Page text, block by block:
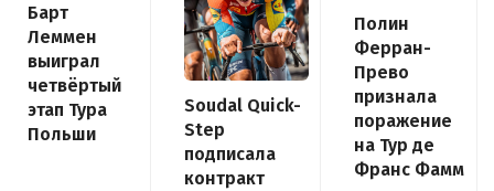
Барт
Леммен
выиграл
четвёртый
этап Тура
Польши
Soudal Quick-
Step
подписала
контракт
Полин
Ферран-
Прево
признала
поражение
на Тур де
Франс Фамм